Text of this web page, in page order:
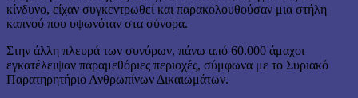
κίνδυνο, είχαν συγκεντρωθεί και παρακολουθούσαν μια στήλη
καπνού που υψωνόταν στα σύνορα.
Στην άλλη πλευρά των συνόρων, πάνω από 60.000 άμαχοι
εγκατέλειψαν παραμεθόριες περιοχές, σύμφωνα με το Συριακό
Παρατηρητήριο Ανθρωπίνων Δικαιωμάτων.